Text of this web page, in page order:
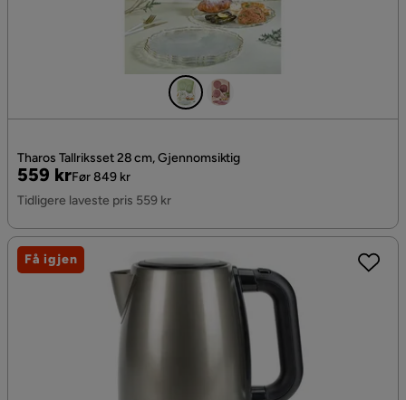
Tharos Tallriksset 28 cm, Gjennomsiktig
Pris
559 kr
Original
Pris
Før 849 kr
Tidligere laveste pris 559 kr
Få igjen